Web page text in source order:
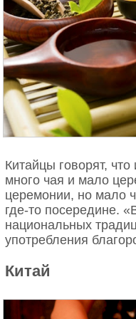
«золотой час»
солнца. (Jason
Иглы острова Уайт.
Китайцы говорят,
много чая и мало
церемонии, но мало
где-то посередине.
национальных
употребления
Китай